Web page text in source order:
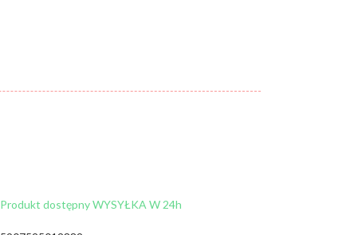
ZNAJDŹ
Produkt dostępny WYSYŁKA W 24h